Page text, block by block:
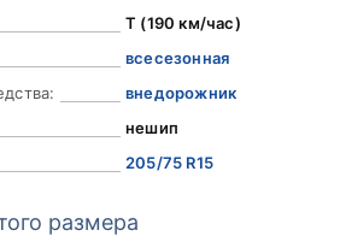
T (190 км/час)
всесезонная
внедорожник
нешип
205/75 R15
размера